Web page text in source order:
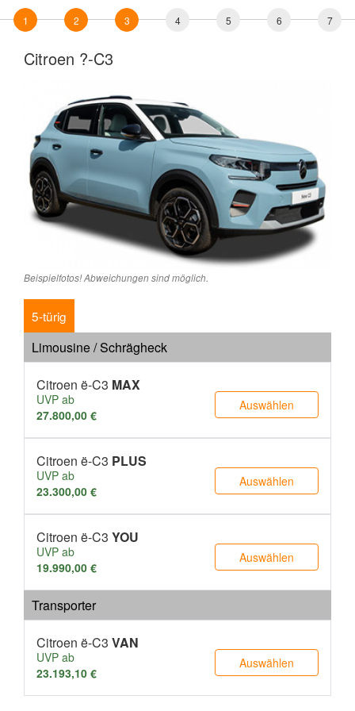
1 2 3 4 5 6 7
Citroen ?-C3
Beispielfotos! Abweichungen sind möglich.
5-türig
Limousine / Schrägheck
Citroen ë-C3 MAX
UVP ab
27.800,00 €
Auswählen
Citroen ë-C3 PLUS
UVP ab
23.300,00 €
Auswählen
Citroen ë-C3 YOU
UVP ab
19.990,00 €
Auswählen
Transporter
Citroen ë-C3 VAN
UVP ab
23.193,10 €
Auswählen